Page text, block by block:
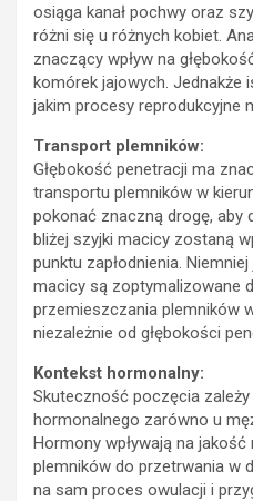
osiąga kanał pochwy oraz
różni się u różnych kobiet.
znaczący wpływ na
komórek jajowych. Jednakże
jakim procesy reprodukcyjne
Transport plemników:
Głębokość penetracji ma
transportu plemników w
pokonać znaczną drogę, aby
bliżej szyjki macicy zostaną
punktu zapłodnienia.
macicy są zoptymalizowane
przemieszczania plemników
niezależnie od głębokości
Kontekst hormonalny:
Skuteczność poczęcia
hormonalnego zarówno u
Hormony wpływają na
plemników do przetrwania w
na sam proces owulacji i